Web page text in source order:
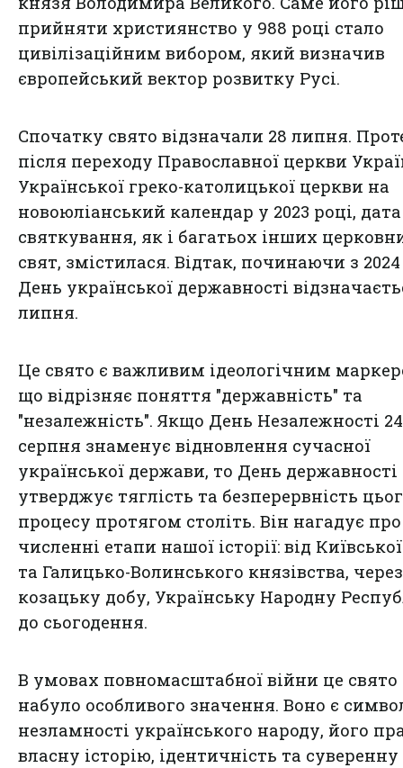
прийняти християнство у 988 році стало
цивілізаційним вибором, який визначив
європейський вектор розвитку Русі.
Спочатку свято відзначали 28 липня.
після переходу Православної церкви
Української греко-католицької церкви на
новоюліанський календар у 2023 році, дата
святкування, як і багатьох інших
свят, змістилася. Відтак, починаючи з
День української державності
липня.
Це свято є важливим ідеологічним
що відрізняє поняття "державність" та
"незалежність". Якщо День Незалежності 24
серпня знаменує відновлення сучасної
української держави, то День державності
утверджує тяглість та безперервність
процесу протягом століть. Він нагадує про
численні етапи нашої історії: від
та Галицько-Волинського князівства, через
козацьку добу, Українську Народну
до сьогодення.
В умовах повномасштабної війни це свято
набуло особливого значення. Воно є
незламності українського народу, його
власну історію, ідентичність та суверенну